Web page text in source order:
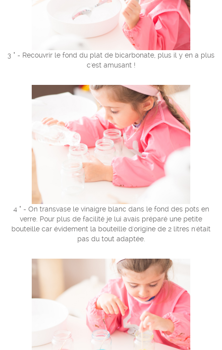
3 ° - Recouvrir le fond du plat de bicarbonate, plus il y en a plus
c'est amusant !
4 ° - On transvase le vinaigre blanc dans le fond des pots en
verre. Pour plus de facilité je lui avais préparé une petite
bouteille car évidement la bouteille d'origine de 2 litres n'était
pas du tout adaptée.